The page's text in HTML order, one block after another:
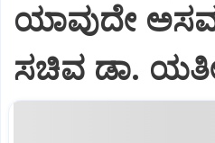
ಯಾವುದೇ
ಸಚಿವ ಡಾ.